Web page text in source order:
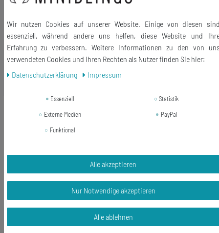
Größe des Anhängers: 150mm
Ähnliche Artikel
Schlüsselkette transparent
durchsichtig weiß
6,80 € *
In den Warenkorb
*inkl. ges. MwSt.zzgl.Versandkosten
Wir nutzen Cookies auf unserer Website. Einige von diesen
essenziell, während andere uns helfen, diese Website und
Erfahrung zu verbessern. Weitere Informationen zu den von
verwendeten Cookies und Ihren Rechten als Nutzer finden Sie hier:
Daten­schutz­erklärung
Impressum
Essenziell
Statistik
Externe Medien
PayPal
Funktional
Alle akzeptieren
Nur Notwendige akzeptieren
Alle ablehnen